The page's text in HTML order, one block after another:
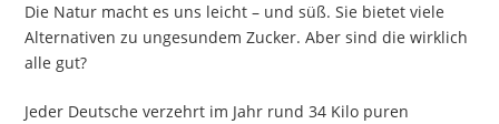
Die Natur macht es uns leicht – und süß. Sie bietet viele
Alternativen zu ungesundem Zucker. Aber sind die wirklich
alle gut?
Jeder Deutsche verzehrt im Jahr rund 34 Kilo puren